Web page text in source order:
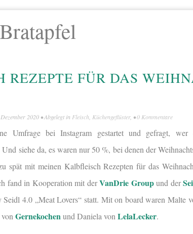
Bratapfel
REZEPTE FÜR DAS
2020 • Abgelegt in Fleisch, Küchengeflüster, •0 Kommentare
Umfrage bei Instagram gestartet und gefragt,
siehe da, es waren nur 50 %, bei denen der
spät mit meinen Kalbfleisch Rezepten für das
fand in Kooperation mit derVanDrie Groupund der
Seidl 4.0 „Meat Lovers“ statt. Mit on board waren Malte
Gernekochenund Daniela vonLelaLecker.